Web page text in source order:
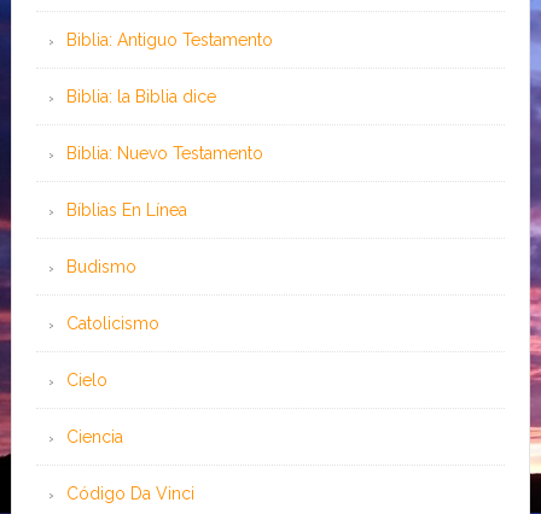
Biblia: Antiguo Testamento
Biblia: la Biblia dice
Biblia: Nuevo Testamento
Bíblias En Línea
Budismo
Catolicismo
Cielo
Ciencia
Código Da Vinci